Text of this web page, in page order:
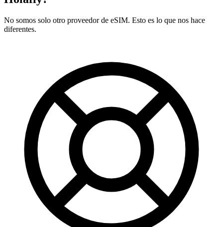
No somos solo otro proveedor de eSIM. Esto es lo que nos hace
diferentes.